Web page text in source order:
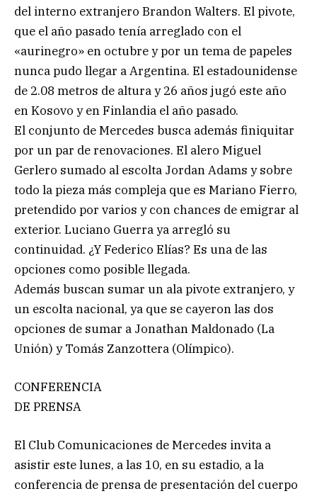
del interno extranjero Brandon Walters. El pivote,
que el año pasado tenía arreglado con el
«aurinegro» en octubre y por un tema de papeles
nunca pudo llegar a Argentina. El estadounidense
de 2.08 metros de altura y 26 años jugó este año
en Kosovo y en Finlandia el año pasado.
El conjunto de Mercedes busca además finiquitar
por un par de renovaciones. El alero Miguel
Gerlero sumado al escolta Jordan Adams y sobre
todo la pieza más compleja que es Mariano Fierro,
pretendido por varios y con chances de emigrar al
exterior. Luciano Guerra ya arregló su
continuidad. ¿Y Federico Elías? Es una de las
opciones como posible llegada.
Además buscan sumar un ala pivote extranjero, y
un escolta nacional, ya que se cayeron las dos
opciones de sumar a Jonathan Maldonado (La
Unión) y Tomás Zanzottera (Olímpico).
CONFERENCIA
DE PRENSA
El Club Comunicaciones de Mercedes invita a
asistir este lunes, a las 10, en su estadio, a la
conferencia de prensa de presentación del cuerpo